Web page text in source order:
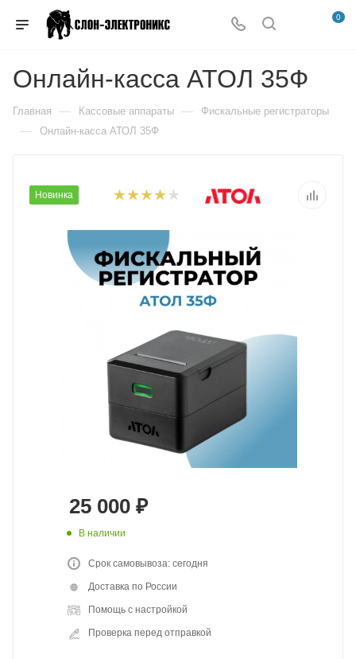
0
Онлайн-касса АТОЛ 35Ф
Главная — Кассовые аппараты — Фискальные регистраторы
— Онлайн-касса АТОЛ 35Ф
Новинка
25 000 ₽
В наличии
Срок самовывоза: сегодня
Доставка по России
Помощь с настройкой
Проверка перед отправкой